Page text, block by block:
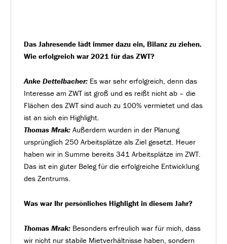
Das Jahresende lädt immer dazu ein, Bilanz zu ziehen.
Wie erfolgreich war 2021 für das ZWT?
Anke Dettelbacher:Es war sehr erfolgreich, denn das
Interesse am ZWT ist groß und es reißt nicht ab – die
Flächen des ZWT sind auch zu 100% vermietet und das
ist an sich ein Highlight.
Thomas Mrak:Außerdem wurden in der Planung
ursprünglich 250 Arbeitsplätze als Ziel gesetzt. Heuer
haben wir in Summe bereits 341 Arbeitsplätze im ZWT.
Das ist ein guter Beleg für die erfolgreiche Entwicklung
des Zentrums.
Was war Ihr persönliches Highlight in diesem Jahr?
Thomas Mrak:Besonders erfreulich war für mich, dass
wir nicht nur stabile Mietverhältnisse haben, sondern